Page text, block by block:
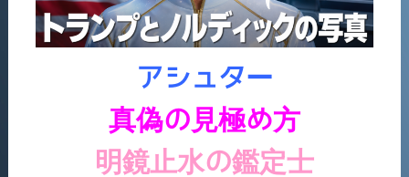
アシュター
真偽の見極め方
明鏡止水の鑑定士